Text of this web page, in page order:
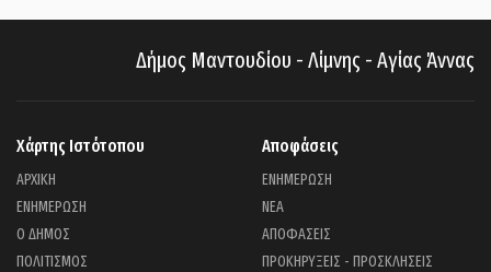
Δήμος Μαντουδίου - Λίμνης - Αγίας Άννας
Χάρτης Ιστότοπου
ΑΡΧΙΚΗ
ΕΝΗΜΕΡΩΣΗ
Ο ΔΗΜΟΣ
ΠΟΛΙΤΙΣΜΟΣ
Αποφάσεις
ΕΝΗΜΕΡΩΣΗ
ΝΕΑ
ΑΠΟΦΑΣΕΙΣ
ΠΡΟΚΗΡΥΞΕΙΣ - ΠΡΟΣΚΛΗΣΕΙΣ